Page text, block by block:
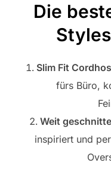
Die
Slim Fit
fürs Büro,
Weit
inspiriert und